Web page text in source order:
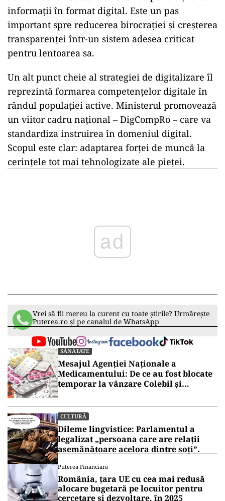
informații în format digital. Este un pas
important spre reducerea birocrației și creșterea
transparenței într-un sistem adesea criticat
pentru lentoarea sa.
Un alt punct cheie al strategiei de digitalizare îl
reprezintă formarea competențelor digitale în
rândul populației active. Ministerul promovează
un viitor cadru național – DigCompRo – care va
standardiza instruirea în domeniul digital.
Scopul este clar: adaptarea forței de muncă la
cerințele tot mai tehnologizate ale pieței.
ad
Vrei să fii mereu la curent cu toate știrile? Urmărește
Puterea.ro și pe canalul de WhatsApp
SĂNĂTATE
Mesajul Agenției Naționale a
Medicamentului: De ce au fost blocate
temporar la vânzare Colebil și
CULTURĂ
Dileme lingvistice: Parlamentul a
legalizat „persoana care are relații
asemănătoare acelora dintre soți”.
Puterea Financiara
România, țara UE cu cea mai redusă
alocare bugetară pe locuitor pentru
cercetare și dezvoltare, în 2025